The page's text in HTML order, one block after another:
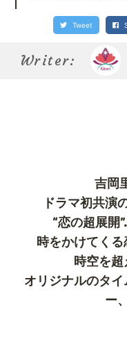
Tweet
Writer:
吉岡
ドラマ初共演
“恋の超展開
時をかけてくる
時空を超
オリジナルのタ
ー